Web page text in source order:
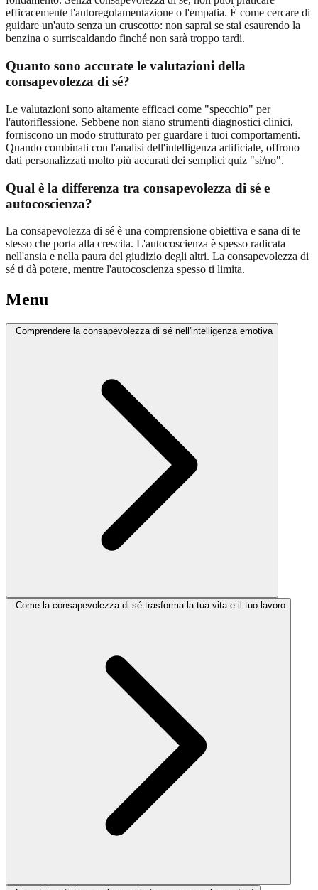
efficacemente l'autoregolamentazione o l'empatia. È come cercare di
guidare un'auto senza un cruscotto: non saprai se stai esaurendo la
benzina o surriscaldando finché non sarà troppo tardi.
Quanto sono accurate le valutazioni della
consapevolezza di sé?
Le valutazioni sono altamente efficaci come "specchio" per
l'autoriflessione. Sebbene non siano strumenti diagnostici clinici,
forniscono un modo strutturato per guardare i tuoi comportamenti.
Quando combinati con l'analisi dell'intelligenza artificiale, offrono
dati personalizzati molto più accurati dei semplici quiz "sì/no".
Qual è la differenza tra consapevolezza di sé e
autocoscienza?
La consapevolezza di sé è una comprensione obiettiva e sana di te
stesso che porta alla crescita. L'autocoscienza è spesso radicata
nell'ansia e nella paura del giudizio degli altri. La consapevolezza di
sé ti dà potere, mentre l'autocoscienza spesso ti limita.
Menu
Comprendere la consapevolezza di sé nell'intelligenza emotiva
Come la consapevolezza di sé trasforma la tua vita e il tuo lavoro